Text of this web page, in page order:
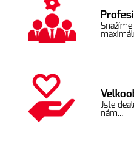
Jste
nám...